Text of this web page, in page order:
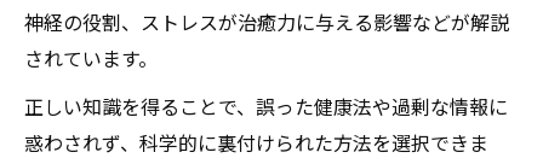
神経の役割、ストレスが治癒力に与える影響などが解説
されています。
正しい知識を得ることで、誤った健康法や過剰な情報に
惑わされず、科学的に裏付けられた方法を選択できま